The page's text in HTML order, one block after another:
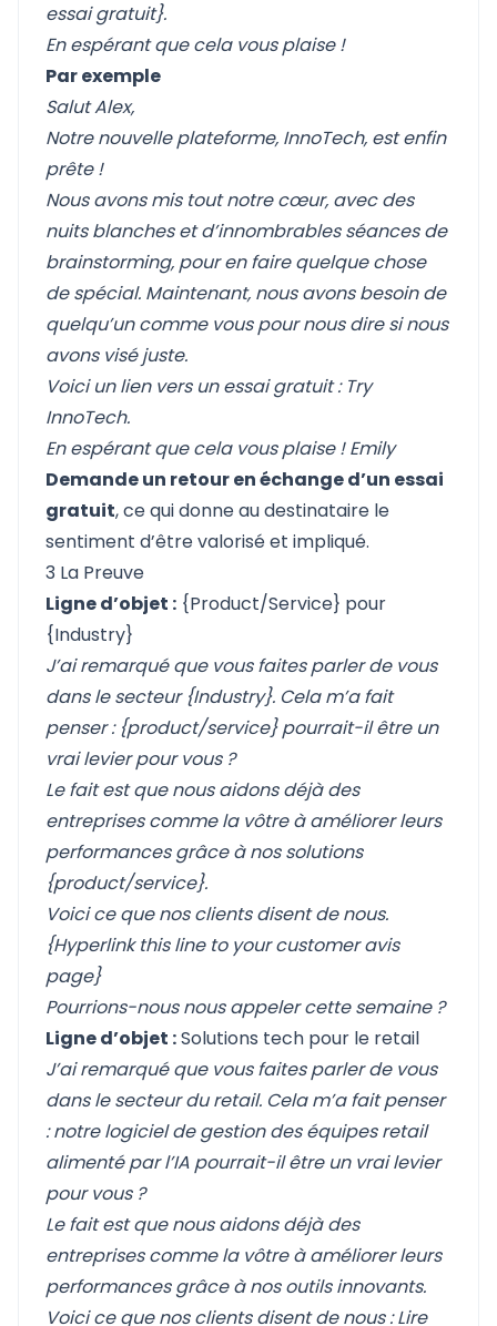
essai gratuit}.
En espérant que cela vous plaise !
Par exemple
Salut Alex,
Notre nouvelle plateforme, InnoTech, est enfin
prête !
Nous avons mis tout notre cœur, avec des
nuits blanches et d’innombrables séances de
brainstorming, pour en faire quelque chose
de spécial. Maintenant, nous avons besoin de
quelqu’un comme vous pour nous dire si nous
avons visé juste.
Voici un lien vers un essai gratuit : Try
InnoTech.
En espérant que cela vous plaise ! Emily
Demande un retour en échange d’un essai
gratuit, ce qui donne au destinataire le
sentiment d’être valorisé et impliqué.
3 La Preuve
Ligne d’objet : {Product/Service} pour
{Industry}
J’ai remarqué que vous faites parler de vous
dans le secteur {Industry}. Cela m’a fait
penser : {product/service} pourrait-il être un
vrai levier pour vous ?
Le fait est que nous aidons déjà des
entreprises comme la vôtre à améliorer leurs
performances grâce à nos solutions
{product/service}.
Voici ce que nos clients disent de nous.
{Hyperlink this line to your customer avis
page}
Pourrions-nous nous appeler cette semaine ?
Ligne d’objet :Solutions tech pour le retail
J’ai remarqué que vous faites parler de vous
dans le secteur du retail. Cela m’a fait penser
: notre logiciel de gestion des équipes retail
alimenté par l’IA pourrait-il être un vrai levier
pour vous ?
Le fait est que nous aidons déjà des
entreprises comme la vôtre à améliorer leurs
performances grâce à nos outils innovants.
Voici ce que nos clients disent de nous : Lire